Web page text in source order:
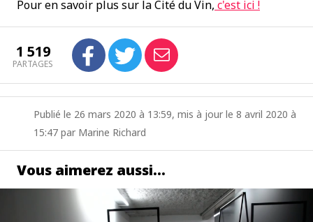
Pour en savoir plus sur la Cité du Vin, c'est ici !
1 519
PARTAGES
Publié le 26 mars 2020 à 13:59, mis à jour le 8 avril 2020 à
15:47 par Marine Richard
Vous aimerez aussi…